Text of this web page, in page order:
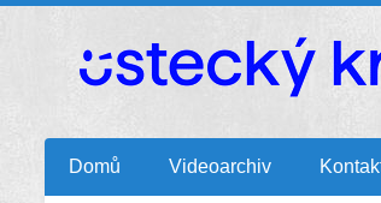
Domů Videoarchiv